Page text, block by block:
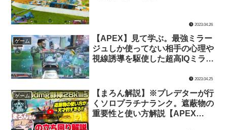
2023.04.26
ゲーム
【APEX】見て学ぶ。最強ミラー
ジュしか使ってない相手の心理や
視線誘導を駆使した超高IQミラー
2023.04.25
ゲーム
【まろん解説】※プレデターが行
くソロプラチナランク。遮蔽物の
重要性と使い方解説【APEX